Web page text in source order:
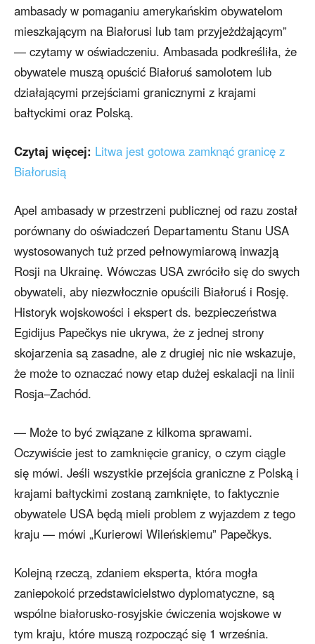
ambasady w pomaganiu amerykańskim obywatelom
mieszkającym na Białorusi lub tam przyjeżdżającym”
— czytamy w oświadczeniu. Ambasada podkreśliła, że
obywatele muszą opuścić Białoruś samolotem lub
działającymi przejściami granicznymi z krajami
bałtyckimi oraz Polską.
Czytaj więcej: Litwa jest gotowa zamknąć granicę z
Białorusią
Apel ambasady w przestrzeni publicznej od razu został
porównany do oświadczeń Departamentu Stanu USA
wystosowanych tuż przed pełnowymiarową inwazją
Rosji na Ukrainę. Wówczas USA zwróciło się do swych
obywateli, aby niezwłocznie opuścili Białoruś i Rosję.
Historyk wojskowości i ekspert ds. bezpieczeństwa
Egidijus Papečkys nie ukrywa, że z jednej strony
skojarzenia są zasadne, ale z drugiej nic nie wskazuje,
że może to oznaczać nowy etap dużej eskalacji na linii
Rosja–Zachód.
— Może to być związane z kilkoma sprawami.
Oczywiście jest to zamknięcie granicy, o czym ciągle
się mówi. Jeśli wszystkie przejścia graniczne z Polską i
krajami bałtyckimi zostaną zamknięte, to faktycznie
obywatele USA będą mieli problem z wyjazdem z tego
kraju — mówi „Kurierowi Wileńskiemu” Papečkys.
Kolejną rzeczą, zdaniem eksperta, która mogła
zaniepokoić przedstawicielstwo dyplomatyczne, są
wspólne białorusko-rosyjskie ćwiczenia wojskowe w
tym kraju, które muszą rozpocząć się 1 września.